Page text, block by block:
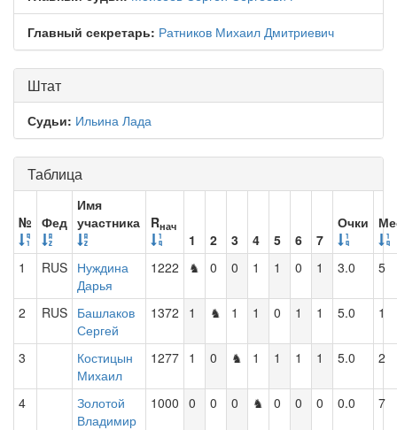
Главный секретарь: Ратников Михаил Дмитриевич
Штат
Судьи: Ильина Лада
Таблица
№ Фед
Имя
участника
Rнач
1 2 3 4 5 6 7
Очки
1 RUS Нуждина
Дарья
1222 ♞ 0 0 1 1 0 1 3.0 5
2 RUS Башлаков
Сергей
1372 1 ♞ 1 1 0 1 1 5.0 1
3
Костицын
Михаил
1277 1 0 ♞ 1 1 1 1 5.0 2
4
Золотой
Владимир
1000 0 0 0 ♞ 0 0 0 0.0 7